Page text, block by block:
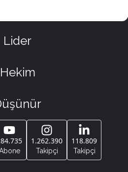
Lider
Hekim
1.262.390
Takipçi
118.809
Takipçi